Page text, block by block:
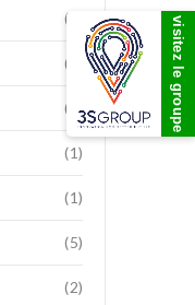
(7)
(1)
(1)
(1)
(1)
(5)
(2)
visitez le groupe